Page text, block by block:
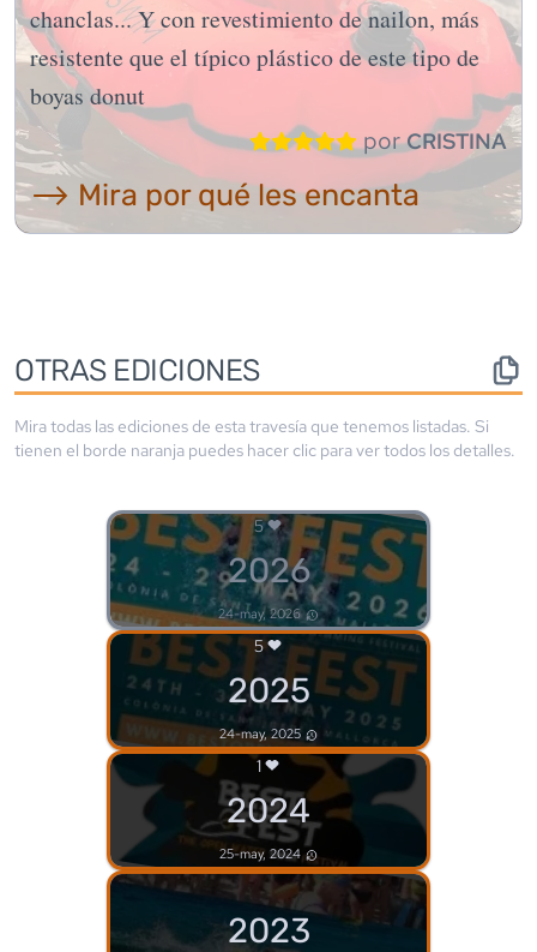
chanclas... Y con revestimiento de nailon, más
resistente que el típico plástico de este tipo de
boyas donut
porCRISTINA
⟶ Mira por qué les encanta
OTRAS EDICIONES
Mira todas las ediciones de esta travesía que tenemos listadas. Si
tienen el borde naranja puedes hacer clic para ver todos los detalles.
5
2026
24-may, 2026
5
2025
24-may, 2025
1
2024
25-may, 2024
2023